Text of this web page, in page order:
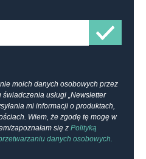
moich danych osobowych przez
usługi „Newsletter
mi informacji o produktach,
Wiem, że zgodę tę mogę w
zapoznałam się z Polityką
danych osobowych.